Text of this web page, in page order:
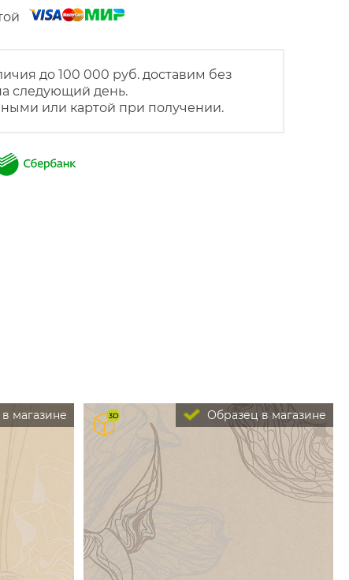
до 100 000 руб. доставим без
следующий день.
или картой при получении.
магазине Образец в магазине